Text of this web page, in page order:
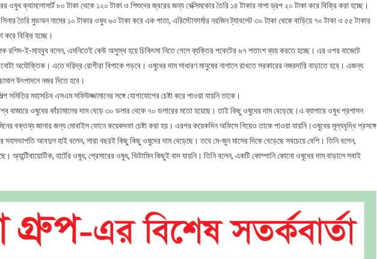
ওষুধ ক্যামলোসার্ট ৮০ টাকা থেকে ১২০ টাকা ও শিশুদের জ্বরের জন্য বেক্সিমকোর তৈরি ১৪ টাকার নাপা ড্রপ ২০ টাকা করে বিক্রি করা হচ্ছে।
তৈরি মুডঅন নামের ১০ টাকার ওষুধ ৬০ টাকা করে এক পাতা, এরিস্টোফার্মার নরজিন ট্যাবলেট ৩০ টাকা থেকে বাড়িয়ে ৭০ টাকা ও ৫৫ টাকার
করে বিক্রি হচ্ছে।
রশিদ-ই-মাহবুব বলেন, এমনিতেই কেউ অসুস্থ হয়ে চিকিৎসা নিতে গেলে ব্যক্তির পকেটের ৬৭ শতাংশ ব্যয় করতে হচ্ছে। এর ওপর বাজেটে
অযৌক্তিক। এতে দরিদ্র রোগীরা বিপাকে পড়বে। ওষুধের দাম সাধারণ মানুষের নাগালে রাখতে সরকারের নজরদারি বাড়াতে হবে। এজন্য
উৎপাদনে নজর দিতে হবে।
সমিতির মহাসচিব এসএম সফিউজ্জামানের সঙ্গে যোগাযোগের চেষ্টা করে পাওয়া যায়নি তাকে।
বাজারে ওষুধের কাঁচামালের দাম বেড়ে ৩০ ডলার থেকে ৭০ ডলারের মতো হয়েছে। তাই কিছু ওষুধের দাম বেড়েছে।এ ব্যাপারে ওষুধ প্রশাসন
বক্তব্য জানার জন্য মোবাইল ফোনে কয়েকদফা চেষ্টা করা হয়। এরপর কয়েকদিন অফিসে গিয়েও তাকে পাওয়া যায়নি।ওষুধের মূল্যবৃদ্ধি প্রসঙ্গে
সহসভাপতি আবদুল হাই বলেন, সারা বছরই কিছু কিছু ওষুদের দাম বেড়েছে। তবে মে-জুন মাসের দিকে বেড়েছে সবচেয়ে বেশি। তিনি বলেন,
অ্যান্টিবায়োটিক, হার্টের ওষুধ, প্রেসারের ওষুধ, ভিটামিন কিছুই বাদ যায়নি। তিনি বলেন, একটি কোম্পানি কোনো ওষুধের দাম বাড়ালে সবাই